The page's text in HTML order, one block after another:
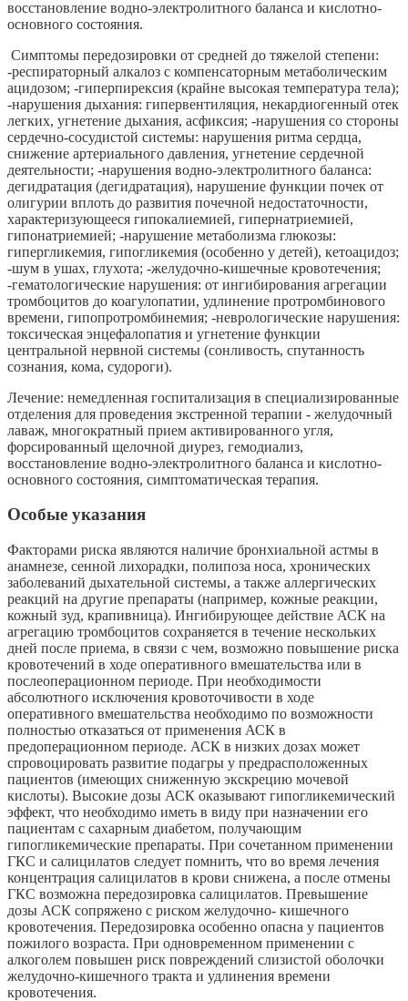
восстановление водно-электролитного баланса и кислотно-
основного состояния.
Симптомы передозировки от средней до тяжелой степени:
-респираторный алкалоз с компенсаторным метаболическим
ацидозом; -гиперпирексия (крайне высокая температура тела);
-нарушения дыхания: гипервентиляция, некардиогенный отек
легких, угнетение дыхания, асфиксия; -нарушения со стороны
сердечно-сосудистой системы: нарушения ритма сердца,
снижение артериального давления, угнетение сердечной
деятельности; -нарушения водно-электролитного баланса:
дегидратация (дегидратация), нарушение функции почек от
олигурии вплоть до развития почечной недостаточности,
характеризующееся гипокалиемией, гипернатриемией,
гипонатриемией; -нарушение метаболизма глюкозы:
гипергликемия, гипогликемия (особенно у детей), кетоацидоз;
-шум в ушах, глухота; -желудочно-кишечные кровотечения;
-гематологические нарушения: от ингибирования агрегации
тромбоцитов до коагулопатии, удлинение протромбинового
времени, гипопротромбинемия; -неврологические нарушения:
токсическая энцефалопатия и угнетение функции
центральной нервной системы (сонливость, спутанность
сознания, кома, судороги).
Лечение: немедленная госпитализация в специализированные
отделения для проведения экстренной терапии - желудочный
лаваж, многократный прием активированного угля,
форсированный щелочной диурез, гемодиализ,
восстановление водно-электролитного баланса и кислотно-
основного состояния, симптоматическая терапия.
Особые указания
Факторами риска являются наличие бронхиальной астмы в
анамнезе, сенной лихорадки, полипоза носа, хронических
заболеваний дыхательной системы, а также аллергических
реакций на другие препараты (например, кожные реакции,
кожный зуд, крапивница). Ингибирующее действие АСК на
агрегацию тромбоцитов сохраняется в течение нескольких
дней после приема, в связи с чем, возможно повышение риска
кровотечений в ходе оперативного вмешательства или в
послеоперационном периоде. При необходимости
абсолютного исключения кровоточивости в ходе
оперативного вмешательства необходимо по возможности
полностью отказаться от применения АСК в
предоперационном периоде. АСК в низких дозах может
спровоцировать развитие подагры у предрасположенных
пациентов (имеющих сниженную экскрецию мочевой
кислоты). Высокие дозы АСК оказывают гипогликемический
эффект, что необходимо иметь в виду при назначении его
пациентам с сахарным диабетом, получающим
гипогликемические препараты. При сочетанном применении
ГКС и салицилатов следует помнить, что во время лечения
концентрация салицилатов в крови снижена, а после отмены
ГКС возможна передозировка салицилатов. Превышение
дозы АСК сопряжено с риском желудочно- кишечного
кровотечения. Передозировка особенно опасна у пациентов
пожилого возраста. При одновременном применении с
алкоголем повышен риск повреждений слизистой оболочки
желудочно-кишечного тракта и удлинения времени
кровотечения.